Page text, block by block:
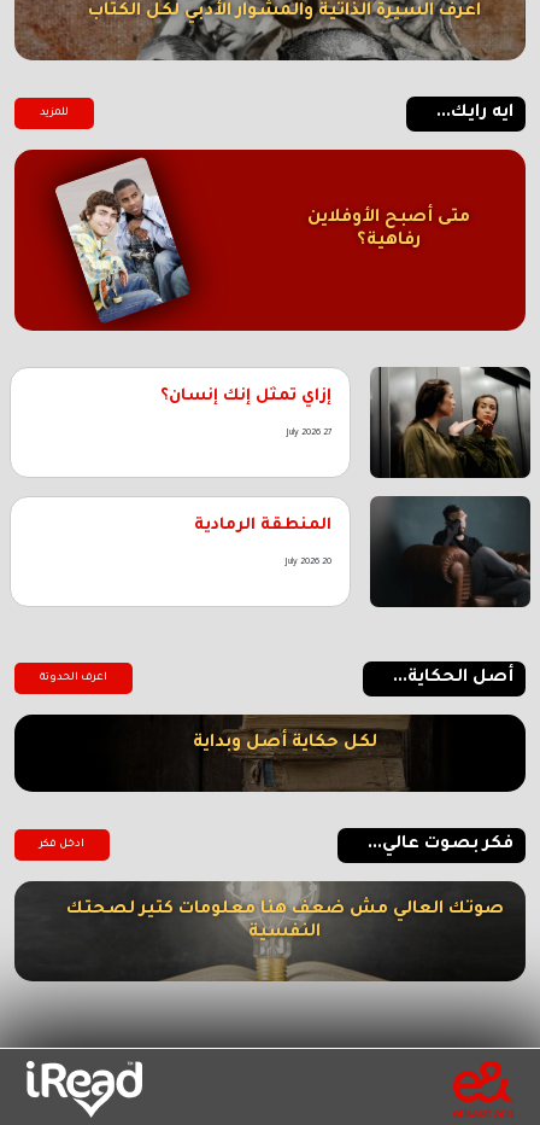
اعرف السيرة الذاتية والمشوار الأدبي لكل الكُتاب
ايه رايك... للمزيد
متى أصبح الأوفلاين
رفاهية؟
إزاي تمثل إنك إنسان؟
27 July 2026
المنطقة الرمادية
20 July 2026
أصل الحكاية... اعرف الحدوتة
لكل حكاية أصل وبداية
فكر بصوت عالي... ادخل فكر
صوتك العالي مش ضعف هنا معلومات كتير لصحتك
النفسية